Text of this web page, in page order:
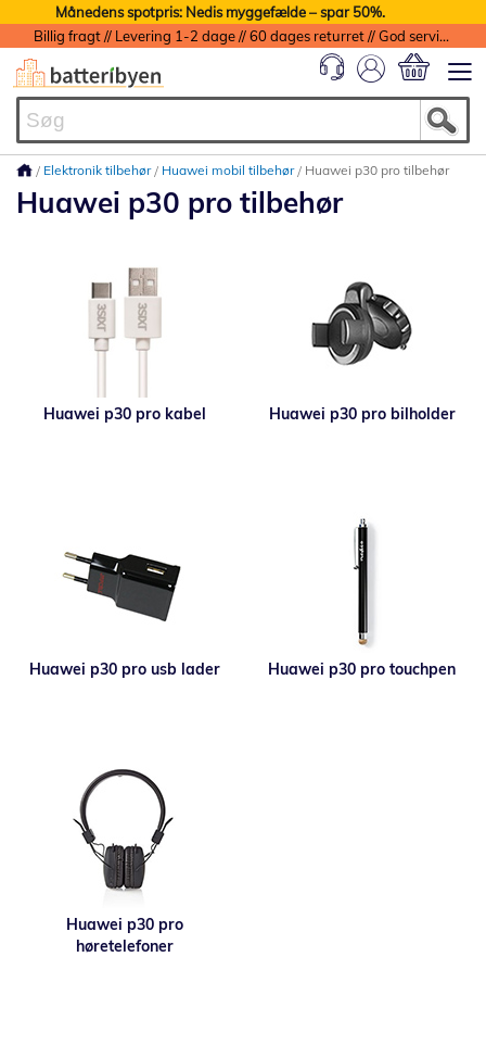
Månedens spotpris: Nedis myggefælde – spar 50%.
Billig fragt // Levering 1-2 dage // 60 dages returret // God service med garanti
Elektronik tilbehør Huawei mobil tilbehør Huawei p30 pro tilbehør
Huawei p30 pro tilbehør
Huawei p30 pro kabel Huawei p30 pro bilholder
Huawei p30 pro usb lader Huawei p30 pro touchpen
Huawei p30 pro
høretelefoner